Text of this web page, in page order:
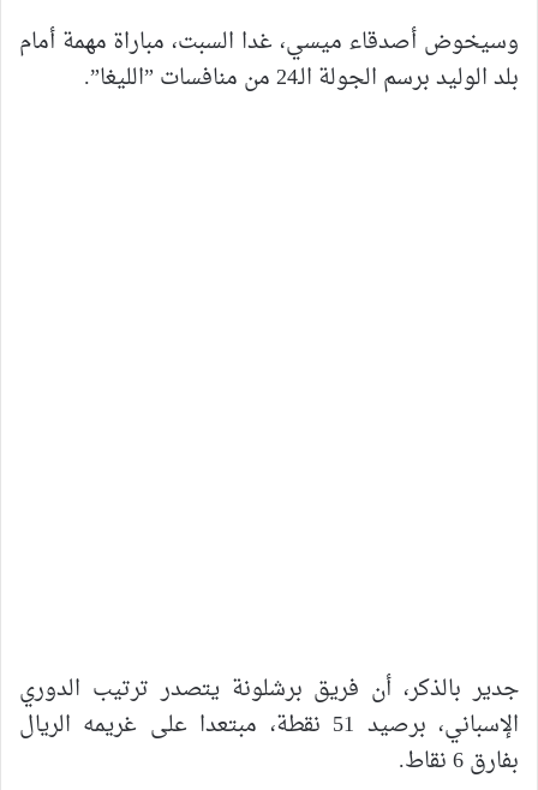
وسيخوض أصدقاء ميسي، غدا السبت، مباراة مهمة أمام
بلد الوليد برسم الجولة الـ24 من منافسات ”الليغا”.
جدير بالذكر، أن فريق برشلونة يتصدر ترتيب الدوري
الإسباني، برصيد 51 نقطة، مبتعدا على غريمه الريال
بفارق 6 نقاط.